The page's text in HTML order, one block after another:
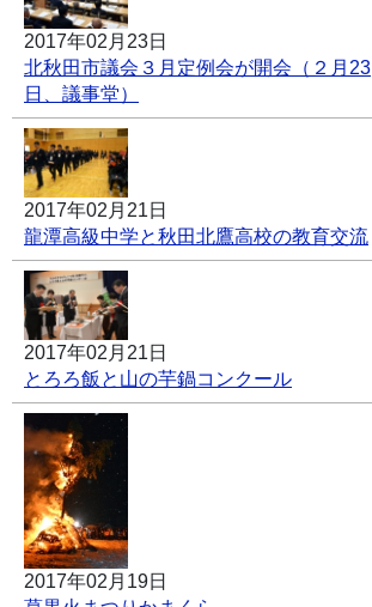
2017年02月23日
北秋田市議会３月定例会が開会（２月23
日、議事堂）
2017年02月21日
龍潭高級中学と秋田北鷹高校の教育交流
2017年02月21日
とろろ飯と山の芋鍋コンクール
2017年02月19日